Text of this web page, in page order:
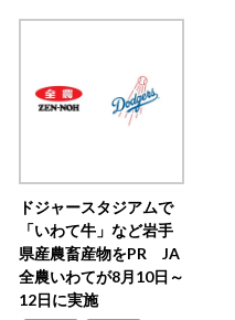
ドジャースタジアムで
「いわて牛」など岩手
県産農畜産物をPR JA
全農いわてが8月10日～
12日に実施